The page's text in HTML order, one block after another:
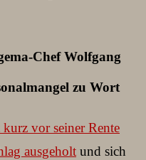
Chef Wolfgang
zu Wort
vor seiner Rente
ausgeholt und sich